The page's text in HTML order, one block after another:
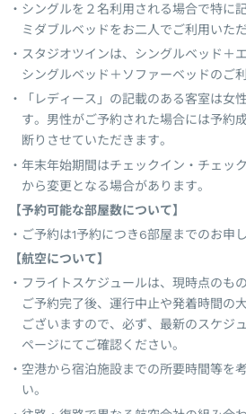
シングルを２名利用される場合で特に
ミダブルベッドをお二人でご利用いただ
スタジオツインは、シングルベッド＋
シングルベッド＋ソファーベッドのご
「レディース」の記載のある客室は女
す。男性がご予約された場合には予約
断りさせていただきます。
年末年始期間はチェックイン・チェッ
から変更となる場合があります。
【予約可能な部屋数について】
ご予約は1予約につき6部屋までのお申
【航空について】
フライトスケジュールは、現時点のもの
ご予約完了後、運行中止や発着時間の
ございますので、必ず、最新のスケジ
ページにてご確認ください。
空港から宿泊施設までの所要時間等を
い。